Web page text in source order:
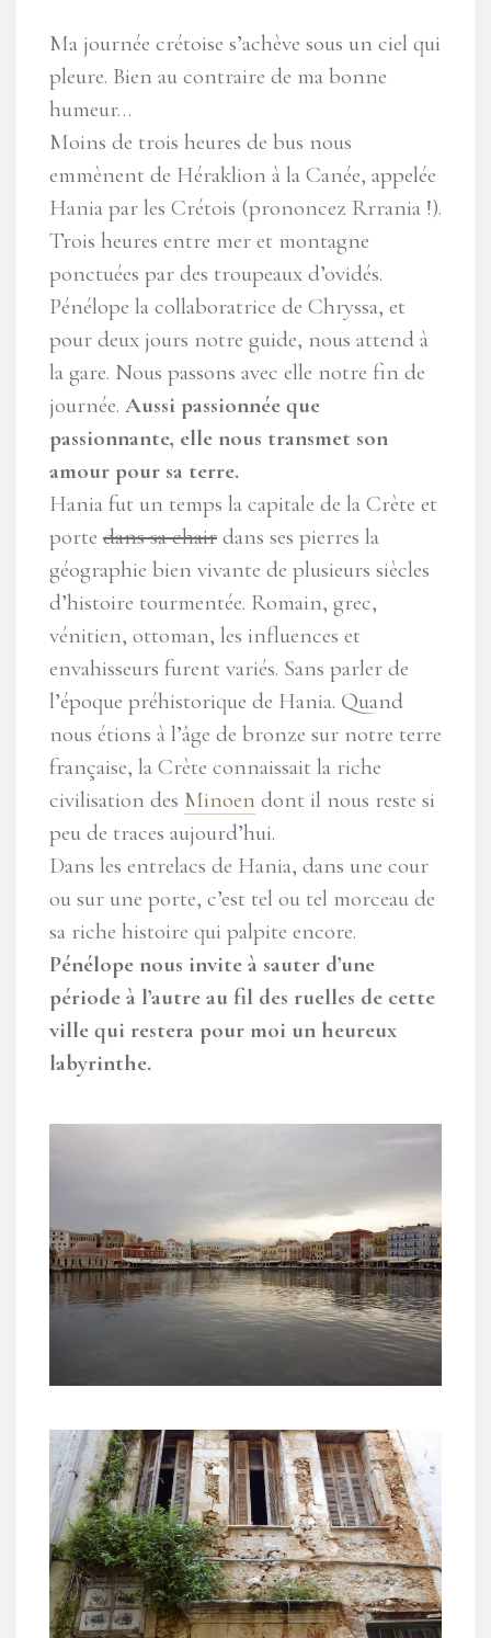
Ma journée crétoise s’achève sous un ciel qui
pleure. Bien au contraire de ma bonne
humeur…
Moins de trois heures de bus nous
emmènent de Héraklion à la Canée, appelée
Hania par les Crétois (prononcez Rrrania !).
Trois heures entre mer et montagne
ponctuées par des troupeaux d’ovidés.
Pénélope la collaboratrice de Chryssa, et
pour deux jours notre guide, nous attend à
la gare. Nous passons avec elle notre fin de
journée. Aussi passionnée que
passionnante, elle nous transmet son
amour pour sa terre.
Hania fut un temps la capitale de la Crète et
porte dans sa chair dans ses pierres la
géographie bien vivante de plusieurs siècles
d’histoire tourmentée. Romain, grec,
vénitien, ottoman, les influences et
envahisseurs furent variés. Sans parler de
l’époque préhistorique de Hania. Quand
nous étions à l’âge de bronze sur notre terre
française, la Crète connaissait la riche
civilisation des Minoen dont il nous reste si
peu de traces aujourd’hui.
Dans les entrelacs de Hania, dans une cour
ou sur une porte, c’est tel ou tel morceau de
sa riche histoire qui palpite encore.
Pénélope nous invite à sauter d’une
période à l’autre au fil des ruelles de cette
ville qui restera pour moi un heureux
labyrinthe.